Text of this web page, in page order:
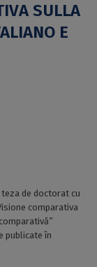
SULLA
E
teza de doctorat cu
comparativa
publicate în